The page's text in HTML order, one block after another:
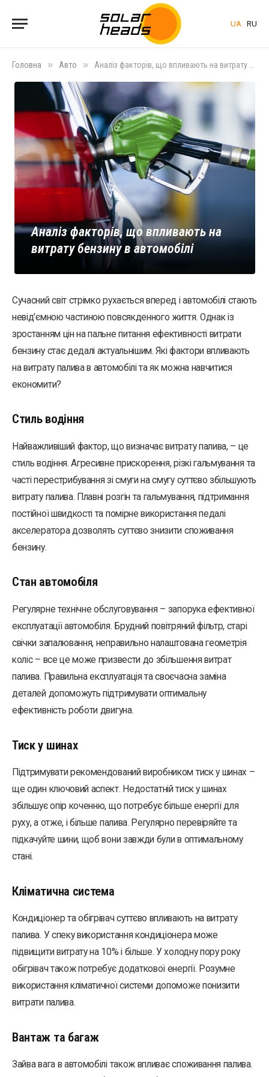
UA RU
Головна » Авто » Аналіз факторів, що впливають на витрату бензину в автомобілі
Аналіз факторів, що впливають на
витрату бензину в автомобілі
Сучасний світ стрімко рухається вперед і автомобілі стають
невід’ємною частиною повсякденного життя. Однак із
зростанням цін на пальне питання ефективності витрати
бензину стає дедалі актуальнішим. Які фактори впливають
на витрату палива в автомобілі та як можна навчитися
економити?
Стиль водіння
Найважливіший фактор, що визначає витрату палива, – це
стиль водіння. Агресивне прискорення, різкі гальмування та
часті перестрибування зі смуги на смугу суттєво збільшують
витрату палива. Плавні розгін та гальмування, підтримання
постійної швидкості та помірне використання педалі
акселератора дозволять суттєво знизити споживання
бензину.
Стан автомобіля
Регулярне технічне обслуговування – запорука ефективної
експлуатації автомобіля. Брудний повітряний фільтр, старі
свічки запалювання, неправильно налаштована геометрія
коліс – все це може призвести до збільшення витрат
палива. Правильна експлуатація та своєчасна заміна
деталей допоможуть підтримувати оптимальну
ефективність роботи двигуна.
Тиск у шинах
Підтримувати рекомендований виробником тиск у шинах –
ще один ключовий аспект. Недостатній тиск у шинах
збільшує опір коченню, що потребує більше енергії для
руху, а отже, і більше палива. Регулярно перевіряйте та
підкачуйте шини, щоб вони завжди були в оптимальному
стані.
Кліматична система
Кондиціонер та обігрівач суттєво впливають на витрату
палива. У спеку використання кондиціонера може
підвищити витрату на 10% і більше. У холодну пору року
обігрівач також потребує додаткової енергії. Розумне
використання кліматичної системи допоможе понизити
витрати палива.
Вантаж та багаж
Зайва вага в автомобілі також впливає споживання палива.